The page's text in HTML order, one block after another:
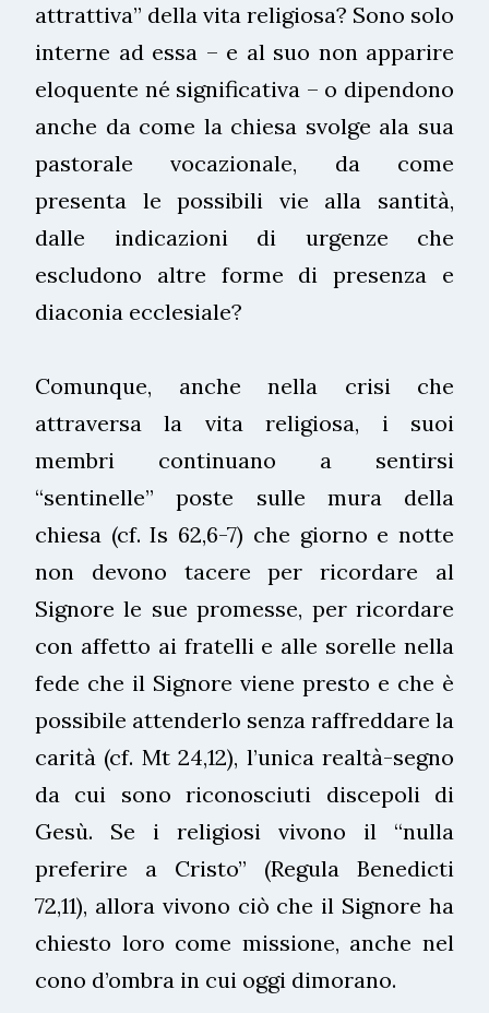
attrattiva” della vita religiosa? Sono solo
interne ad essa – e al suo non apparire
eloquente né significativa – o dipendono
anche da come la chiesa svolge ala sua
pastorale vocazionale, da come
presenta le possibili vie alla santità,
dalle indicazioni di urgenze che
escludono altre forme di presenza e
diaconia ecclesiale?
Comunque, anche nella crisi che
attraversa la vita religiosa, i suoi
membri continuano a sentirsi
“sentinelle” poste sulle mura della
chiesa (cf. Is 62,6-7) che giorno e notte
non devono tacere per ricordare al
Signore le sue promesse, per ricordare
con affetto ai fratelli e alle sorelle nella
fede che il Signore viene presto e che è
possibile attenderlo senza raffreddare la
carità (cf. Mt 24,12), l’unica realtà-segno
da cui sono riconosciuti discepoli di
Gesù. Se i religiosi vivono il “nulla
preferire a Cristo” (Regula Benedicti
72,11), allora vivono ciò che il Signore ha
chiesto loro come missione, anche nel
cono d’ombra in cui oggi dimorano.